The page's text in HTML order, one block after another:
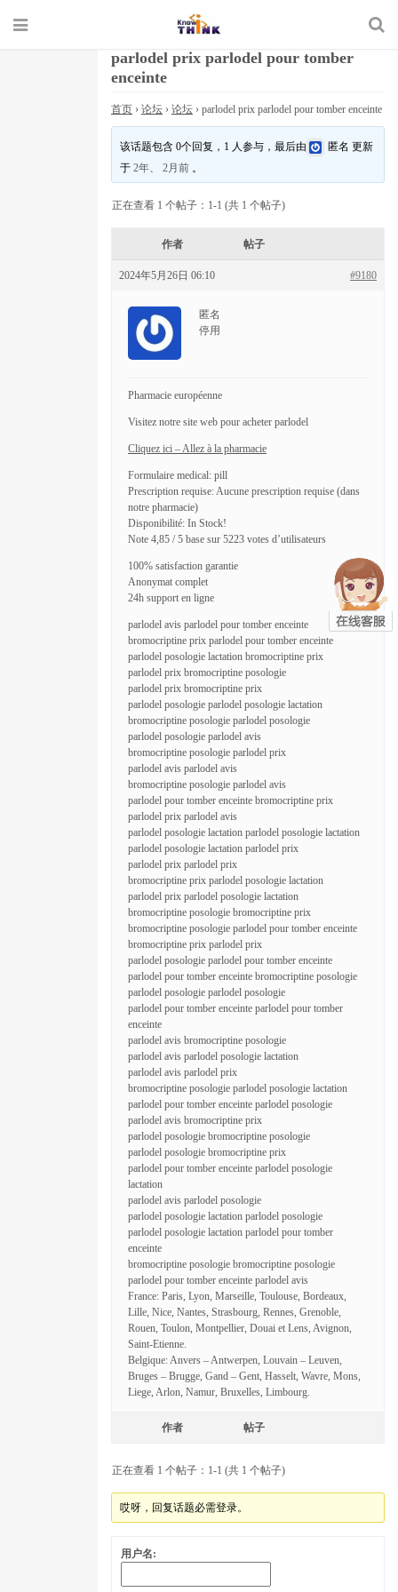
parlodel prix parlodel pour tomber
enceinte
首页 › 论坛 › 论坛 › parlodel prix parlodel pour tomber enceinte
该话题包含 0个回复，1 人参与，最后由 匿名 更新
于2年、 2月前 。
正在查看 1 个帖子：1-1 (共 1 个帖子)
作者 帖子
2024年5月26日 06:10 #9180
匿名
停用
Pharmacie européenne
Visitez notre site web pour acheter parlodel
Cliquez ici – Allez à la pharmacie
Formulaire medical: pill
Prescription requise: Aucune prescription requise (dans
notre pharmacie)
Disponibilité: In Stock!
Note 4,85 / 5 base sur 5223 votes d’utilisateurs
100% satisfaction garantie
Anonymat complet
24h support en ligne
parlodel avis parlodel pour tomber enceinte
bromocriptine prix parlodel pour tomber enceinte
parlodel posologie lactation bromocriptine prix
parlodel prix bromocriptine posologie
parlodel prix bromocriptine prix
parlodel posologie parlodel posologie lactation
bromocriptine posologie parlodel posologie
parlodel posologie parlodel avis
bromocriptine posologie parlodel prix
parlodel avis parlodel avis
bromocriptine posologie parlodel avis
parlodel pour tomber enceinte bromocriptine prix
parlodel prix parlodel avis
parlodel posologie lactation parlodel posologie lactation
parlodel posologie lactation parlodel prix
parlodel prix parlodel prix
bromocriptine prix parlodel posologie lactation
parlodel prix parlodel posologie lactation
bromocriptine posologie bromocriptine prix
bromocriptine posologie parlodel pour tomber enceinte
bromocriptine prix parlodel prix
parlodel posologie parlodel pour tomber enceinte
parlodel pour tomber enceinte bromocriptine posologie
parlodel posologie parlodel posologie
parlodel pour tomber enceinte parlodel pour tomber
enceinte
parlodel avis bromocriptine posologie
parlodel avis parlodel posologie lactation
parlodel avis parlodel prix
bromocriptine posologie parlodel posologie lactation
parlodel pour tomber enceinte parlodel posologie
parlodel avis bromocriptine prix
parlodel posologie bromocriptine posologie
parlodel posologie bromocriptine prix
parlodel pour tomber enceinte parlodel posologie
lactation
parlodel avis parlodel posologie
parlodel posologie lactation parlodel posologie
parlodel posologie lactation parlodel pour tomber
enceinte
bromocriptine posologie bromocriptine posologie
parlodel pour tomber enceinte parlodel avis
France: Paris, Lyon, Marseille, Toulouse, Bordeaux,
Lille, Nice, Nantes, Strasbourg, Rennes, Grenoble,
Rouen, Toulon, Montpellier, Douai et Lens, Avignon,
Saint-Etienne.
Belgique: Anvers – Antwerpen, Louvain – Leuven,
Bruges – Brugge, Gand – Gent, Hasselt, Wavre, Mons,
Liege, Arlon, Namur, Bruxelles, Limbourg.
作者 帖子
正在查看 1 个帖子：1-1 (共 1 个帖子)
哎呀，回复话题必需登录。
用户名: